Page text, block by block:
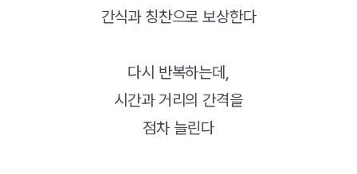
간식과 칭찬으로 보상한다
다시 반복하는데,
시간과 거리의 간격을
점차 늘린다